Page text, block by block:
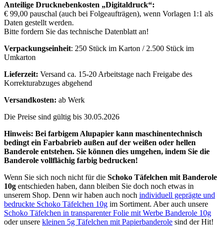
Anteilige Drucknebenkosten „Digitaldruck“:
€ 99,00 pauschal (auch bei Folgeaufträgen), wenn Vorlagen 1:1 als
Daten gestellt werden.
Bitte fordern Sie das technische Datenblatt an!
Verpackungseinheit: 250 Stück im Karton / 2.500 Stück im
Umkarton
Lieferzeit: Versand ca. 15-20 Arbeitstage nach Freigabe des
Korrekturabzuges abgehend
Versandkosten: ab Werk
Die Preise sind gültig bis 30.05.2026
Hinweis: Bei farbigem Alupapier kann maschinentechnisch
bedingt ein Farbabrieb außen auf der weißen oder hellen
Banderole entstehen. Sie können dies umgehen, indem Sie die
Banderole vollflächig farbig bedrucken!
Wenn Sie sich noch nicht für die Schoko Täfelchen mit Banderole
10g entschieden haben, dann bleiben Sie doch noch etwas in
unserem Shop. Denn wir haben auch noch individuell geprägte und
bedruckte Schoko Täfelchen 10g im Sortiment. Aber auch unsere
Schoko Täfelchen in transparenter Folie mit Werbe Banderole 10g
oder unsere kleinen 5g Täfelchen mit Papierbanderole sind der Hit!